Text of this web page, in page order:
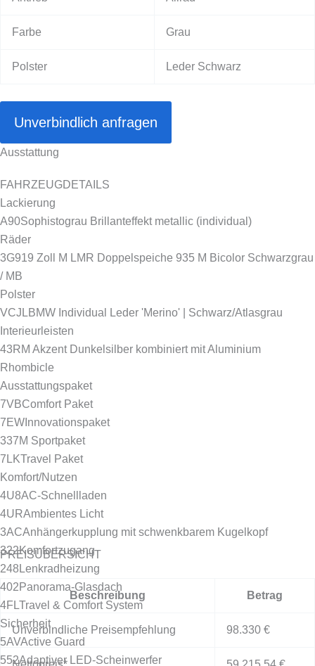
Farbe Grau
Polster Leder Schwarz
Unverbindlich anfragen
Ausstattung
FAHRZEUGDETAILS
Lackierung
A90Sophistograu Brillanteffekt metallic (individual)
Räder
3G919 Zoll M LMR Doppelspeiche 935 M Bicolor Schwarzgrau
/ MB
Polster
VCJL BMW Individual Leder 'Merino' | Schwarz/Atlasgrau
Interieurleisten
43RM Akzent Dunkelsilber kombiniert mit Aluminium
Rhombicle
Ausstattungspaket
7VBComfort Paket
7EW Innovationspaket
337M Sportpaket
7LKTravel Paket
Komfort/Nutzen
4U8AC-Schnellladen
4URAmbientes Licht
3ACAnhängerkupplung mit schwenkbarem Kugelkopf
322Komfortzugang
248 Lenkradheizung
402 Panorama-Glasdach
4FLTravel & Comfort System
Sicherheit
5AVActive Guard
552Adaptiver LED-Scheinwerfer
PREISÜBERSICHT
Beschreibung Betrag
Unverbindliche Preisempfehlung 98.330 €